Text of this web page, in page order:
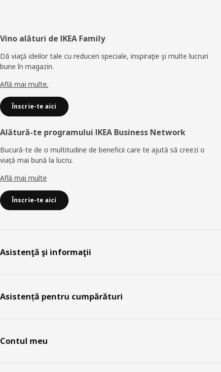
Subsol
Vino alături de IKEA Family
Dă viaţă ideilor tale cu reduceri speciale, inspiraţie şi multe lucruri
bune în magazin.
Află mai multe.
Înscrie-te aici
Alătură-te programului IKEA Business Network
Bucură-te de o multitudine de beneficii care te ajută să creezi o
viață mai bună la lucru.
Află mai multe
Înscrie-te aici
Asistenţă şi informaţii
Asistență pentru cumpărături
Contul meu